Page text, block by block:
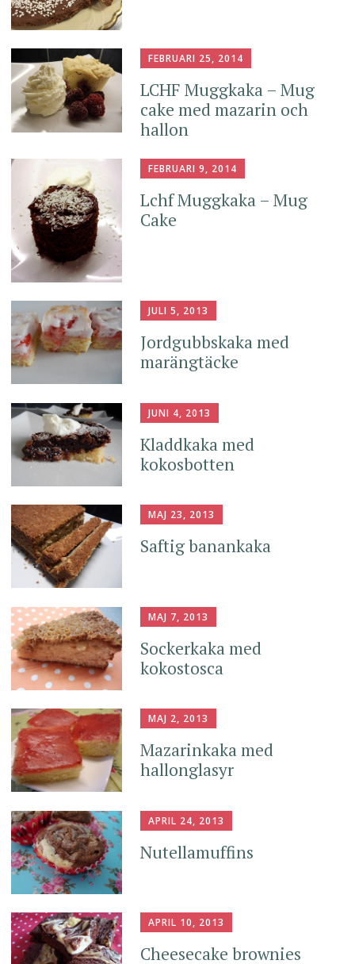
FEBRUARI 25, 2014
LCHF Muggkaka – Mug
cake med mazarin och
hallon
FEBRUARI 9, 2014
Lchf Muggkaka – Mug
Cake
JULI 5, 2013
Jordgubbskaka med
marängtäcke
JUNI 4, 2013
Kladdkaka med
kokosbotten
MAJ 23, 2013
Saftig banankaka
MAJ 7, 2013
Sockerkaka med
kokostosca
MAJ 2, 2013
Mazarinkaka med
hallonglasyr
APRIL 24, 2013
Nutellamuffins
APRIL 10, 2013
Cheesecake brownies